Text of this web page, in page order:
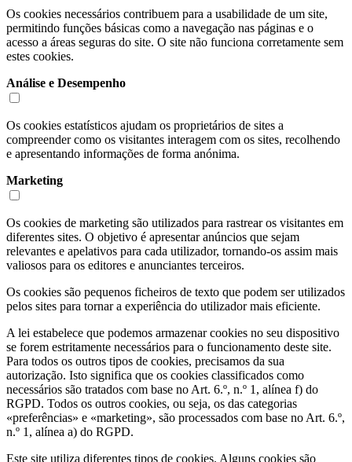
Os cookies necessários contribuem para a usabilidade de um site,
permitindo funções básicas como a navegação nas páginas e o
acesso a áreas seguras do site. O site não funciona corretamente sem
estes cookies.
Análise e Desempenho
Os cookies estatísticos ajudam os proprietários de sites a
compreender como os visitantes interagem com os sites, recolhendo
e apresentando informações de forma anónima.
Marketing
Os cookies de marketing são utilizados para rastrear os visitantes em
diferentes sites. O objetivo é apresentar anúncios que sejam
relevantes e apelativos para cada utilizador, tornando-os assim mais
valiosos para os editores e anunciantes terceiros.
Os cookies são pequenos ficheiros de texto que podem ser utilizados
pelos sites para tornar a experiência do utilizador mais eficiente.
A lei estabelece que podemos armazenar cookies no seu dispositivo
se forem estritamente necessários para o funcionamento deste site.
Para todos os outros tipos de cookies, precisamos da sua
autorização. Isto significa que os cookies classificados como
necessários são tratados com base no Art. 6.º, n.º 1, alínea f) do
RGPD. Todos os outros cookies, ou seja, os das categorias
«preferências» e «marketing», são processados com base no Art. 6.º,
n.º 1, alínea a) do RGPD.
Este site utiliza diferentes tipos de cookies. Alguns cookies são